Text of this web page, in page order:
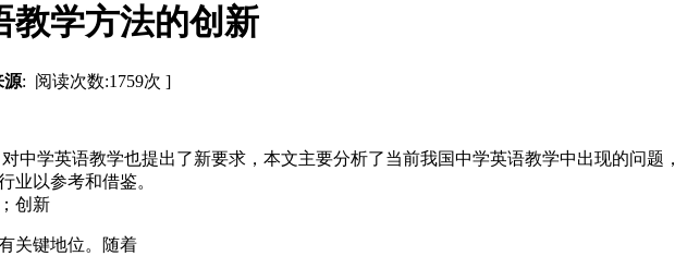
教学方法的创新
源: 阅读次数:1759次 ]
中学英语教学也提出了新要求，本文主要分析了当前我国中学英语教学中出现的问题，
业以参考和借鉴。
创新
关键地位。随着